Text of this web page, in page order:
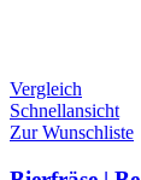
Vergleich
Schnellansicht
Zur Wunschliste